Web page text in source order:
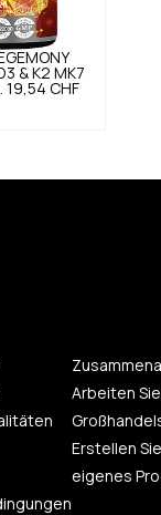
& K2 MK7
19,54 CHF
Arbeiten
Erstellen
eigenes